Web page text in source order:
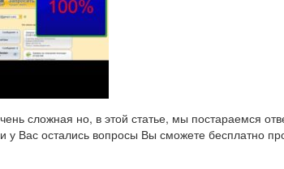
сложная но, в этой статье, мы постараемся
у Вас остались вопросы Вы сможете бесплатно